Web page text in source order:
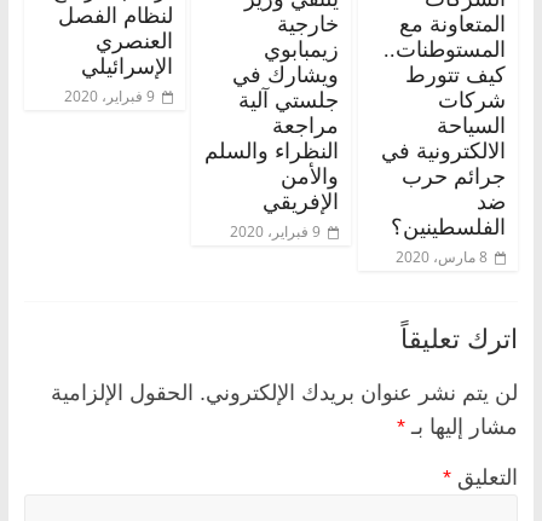
المتعاونة مع
المستوطنات..
كيف تتورط
شركات
السياحة
الالكترونية في
جرائم حرب
ضد
الفلسطينين؟
8 مارس، 2020
خارجية
زيمبابوي
ويشارك في
جلستي آلية
مراجعة
النظراء والسلم
والأمن
الإفريقي
9 فبراير، 2020
لنظام الفصل
العنصري
الإسرائيلي
9 فبراير، 2020
اترك تعليقاً
لن يتم نشر عنوان بريدك الإلكتروني. الحقول الإلزامية
مشار إليها بـ *
التعليق *